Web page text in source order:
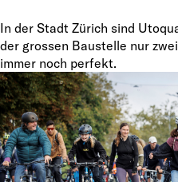
In der Stadt Zürich sind
der grossen Baustelle nur
immer noch perfekt.